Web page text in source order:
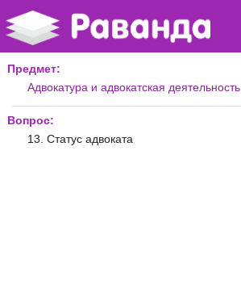
Предмет:
Адвокатура и адвокатская деятельность
Вопрос:
13. Статус адвоката